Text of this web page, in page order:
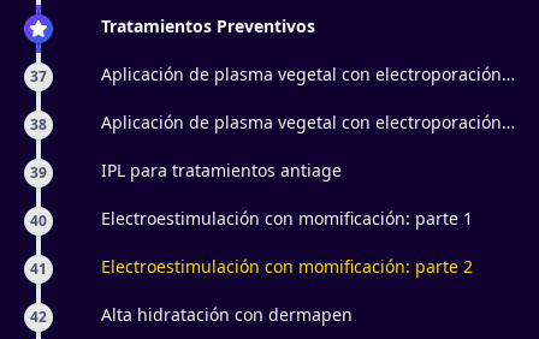
Tratamientos Preventivos
37
Aplicación de plasma vegetal con electroporación:
38
Aplicación de plasma vegetal con electroporación:
39 IPL para tratamientos antiage
40 Electroestimulación con momificación: parte 1
41 Electroestimulación con momificación: parte 2
42 Alta hidratación con dermapen